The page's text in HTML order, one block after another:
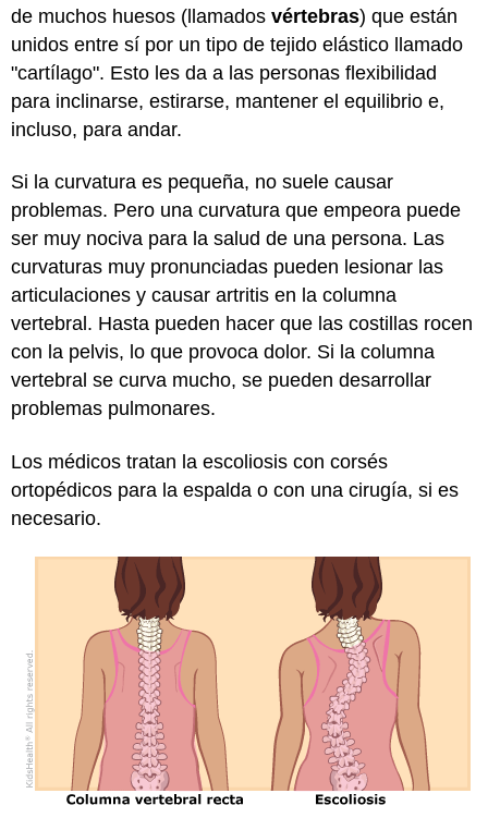
de muchos huesos (llamados vértebras) que están
unidos entre sí por un tipo de tejido elástico llamado
"cartílago". Esto les da a las personas flexibilidad
para inclinarse, estirarse, mantener el equilibrio e,
incluso, para andar.
Si la curvatura es pequeña, no suele causar
problemas. Pero una curvatura que empeora puede
ser muy nociva para la salud de una persona. Las
curvaturas muy pronunciadas pueden lesionar las
articulaciones y causar artritis en la columna
vertebral. Hasta pueden hacer que las costillas rocen
con la pelvis, lo que provoca dolor. Si la columna
vertebral se curva mucho, se pueden desarrollar
problemas pulmonares.
Los médicos tratan la escoliosis con corsés
ortopédicos para la espalda o con una cirugía, si es
necesario.